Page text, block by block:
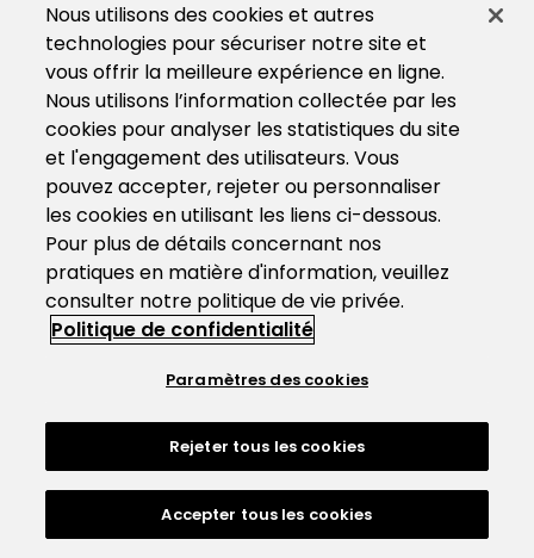
Nous utilisons des cookies et autres
technologies pour sécuriser notre site et
vous offrir la meilleure expérience en ligne.
Nous utilisons l’information collectée par les
cookies pour analyser les statistiques du site
et l'engagement des utilisateurs. Vous
pouvez accepter, rejeter ou personnaliser
les cookies en utilisant les liens ci-dessous.
Pour plus de détails concernant nos
pratiques en matière d'information, veuillez
consulter notre politique de vie privée.
Politique de confidentialité
Paramètres des cookies
Rejeter tous les cookies
Accepter tous les cookies